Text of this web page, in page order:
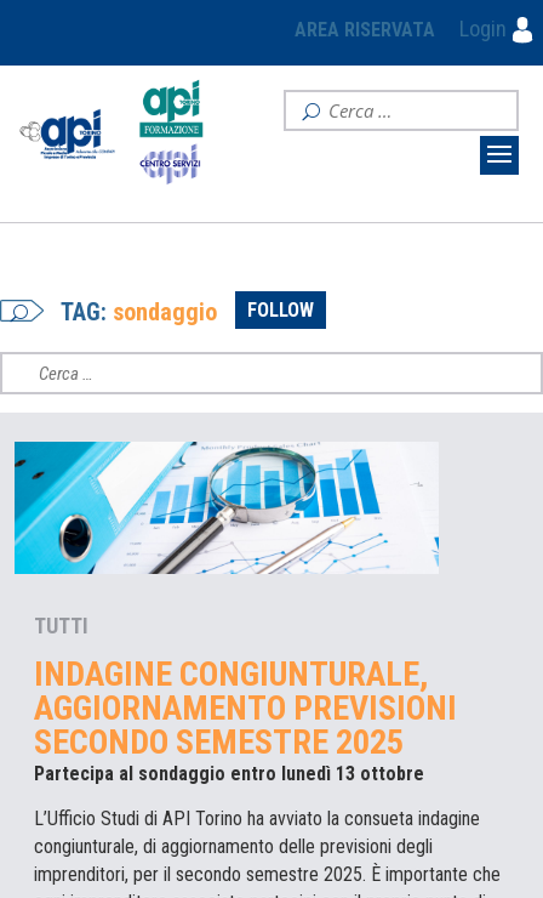
AREA RISERVATA Login
TAG: sondaggio FOLLOW
TUTTI
INDAGINE CONGIUNTURALE,
AGGIORNAMENTO PREVISIONI
SECONDO SEMESTRE 2025
Partecipa al sondaggio entro lunedì 13 ottobre
L’Ufficio Studi di API Torino ha avviato la consueta indagine
congiunturale, di aggiornamento delle previsioni degli
imprenditori, per il secondo semestre 2025. È importante che